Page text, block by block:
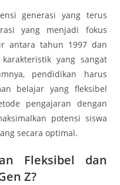
generasi yang terus
yang menjadi fokus
antara tahun 1997 dan
yang sangat
pendidikan harus
belajar yang fleksibel
pengajaran dengan
potensi siswa
secara optimal.
Fleksibel dan
Z?